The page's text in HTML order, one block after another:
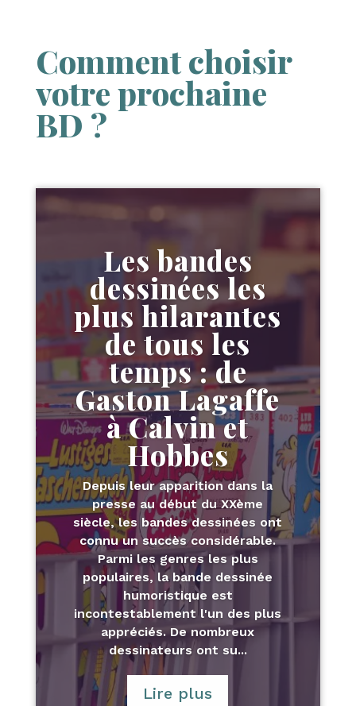
Comment choisir
votre prochaine
BD ?
Les bandes
dessinées les
plus hilarantes
de tous les
temps : de
Gaston Lagaffe
à Calvin et
Hobbes
Depuis leur apparition dans la
presse au début du XXème
siècle, les bandes dessinées ont
connu un succès considérable.
Parmi les genres les plus
populaires, la bande dessinée
humoristique est
incontestablement l'un des plus
appréciés. De nombreux
dessinateurs ont su...
Lire plus